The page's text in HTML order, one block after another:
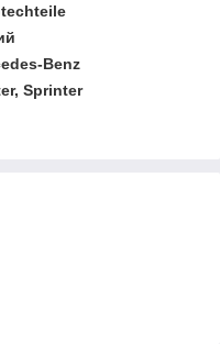
Benz
Sprinter